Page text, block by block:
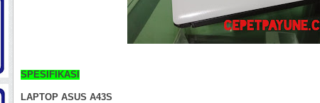
SPESIFIKASI
LAPTOP ASUS A43S